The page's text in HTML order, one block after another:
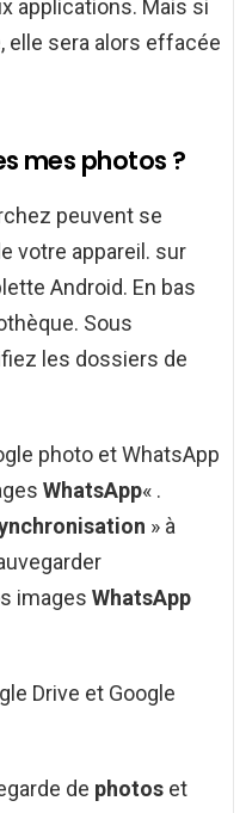
applications. Mais si
elle sera alors effacée
mes photos ?
peuvent se
votre appareil. sur
Android. En bas
Sous
les dossiers de
photo et WhatsApp
WhatsApp« .
» à
images WhatsApp
Drive et Google
de photos et